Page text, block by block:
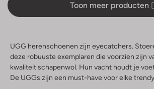
Toon meer producten
UGG herenschoenen zijn eyecatchers.
deze robuuste exemplaren die voorzien zijn
kwaliteit schapenwol. Hun vacht houdt je
De UGGs zijn een must-have voor elke